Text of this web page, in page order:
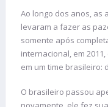
Ao longo dos anos, as
levaram a fazer as
somente após
internacional, em
em um time brasileiro:
O brasileiro passou